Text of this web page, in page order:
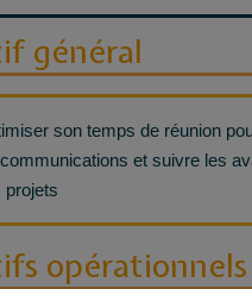
général
son temps de réunion
et suivre les
projets
opérationnels